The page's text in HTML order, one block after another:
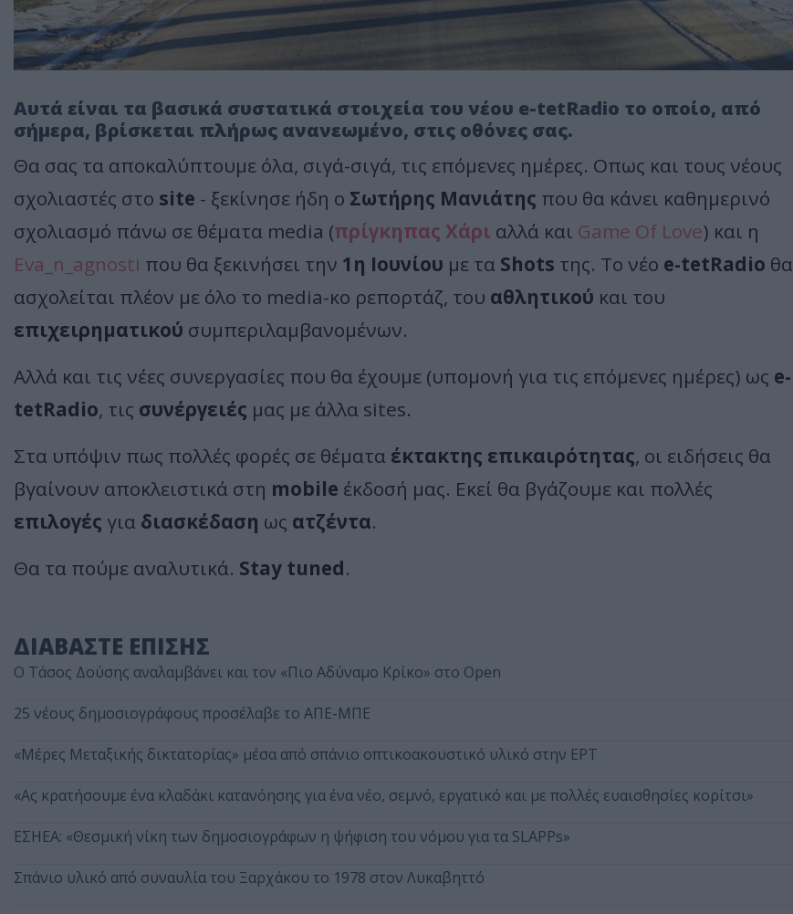
Αυτά είναι τα βασικά συστατικά στοιχεία του νέου e-tetRadio το οποίο, από
σήμερα, βρίσκεται πλήρως ανανεωμένο, στις οθόνες σας.
Θα σας τα αποκαλύπτουμε όλα, σιγά-σιγά, τις επόμενες ημέρες. Οπως και τους νέους
σχολιαστές στο site - ξεκίνησε ήδη ο Σωτήρης Μανιάτης που θα κάνει καθημερινό
σχολιασμό πάνω σε θέματα media (πρίγκηπας Χάρι αλλά και Game Of Love) και η
Eva_n_agnosti που θα ξεκινήσει την 1η Ιουνίου με τα Shots της. To νέο e-tetRadio θα
ασχολείται πλέον με όλο το media-κο ρεπορτάζ, του αθλητικού και του
επιχειρηματικού συμπεριλαμβανομένων.
Αλλά και τις νέες συνεργασίες που θα έχουμε (υπομονή για τις επόμενες ημέρες) ως e-
tetRadio, τις συνέργειές μας με άλλα sites.
Στα υπόψιν πως πολλές φορές σε θέματα έκτακτης επικαιρότητας, οι ειδήσεις θα
βγαίνουν αποκλειστικά στη mobile έκδοσή μας. Εκεί θα βγάζουμε και πολλές
επιλογές για διασκέδαση ως ατζέντα.
Θα τα πούμε αναλυτικά. Stay tuned.
ΔΙΑΒΑΣΤΕ ΕΠΙΣΗΣ
Ο Τάσος Δούσης αναλαμβάνει και τον «Πιο Αδύναμο Κρίκο» στο Open
25 νέους δημοσιογράφους προσέλαβε το ΑΠΕ-ΜΠΕ
«Μέρες Μεταξικής δικτατορίας» μέσα από σπάνιο οπτικοακουστικό υλικό στην ΕΡΤ
«Ας κρατήσουμε ένα κλαδάκι κατανόησης για ένα νέο, σεμνό, εργατικό και με πολλές ευαισθησίες κορίτσι»
ΕΣΗΕΑ: «Θεσμική νίκη των δημοσιογράφων η ψήφιση του νόμου για τα SLAPPs»
Σπάνιο υλικό από συναυλία του Ξαρχάκου το 1978 στον Λυκαβηττό